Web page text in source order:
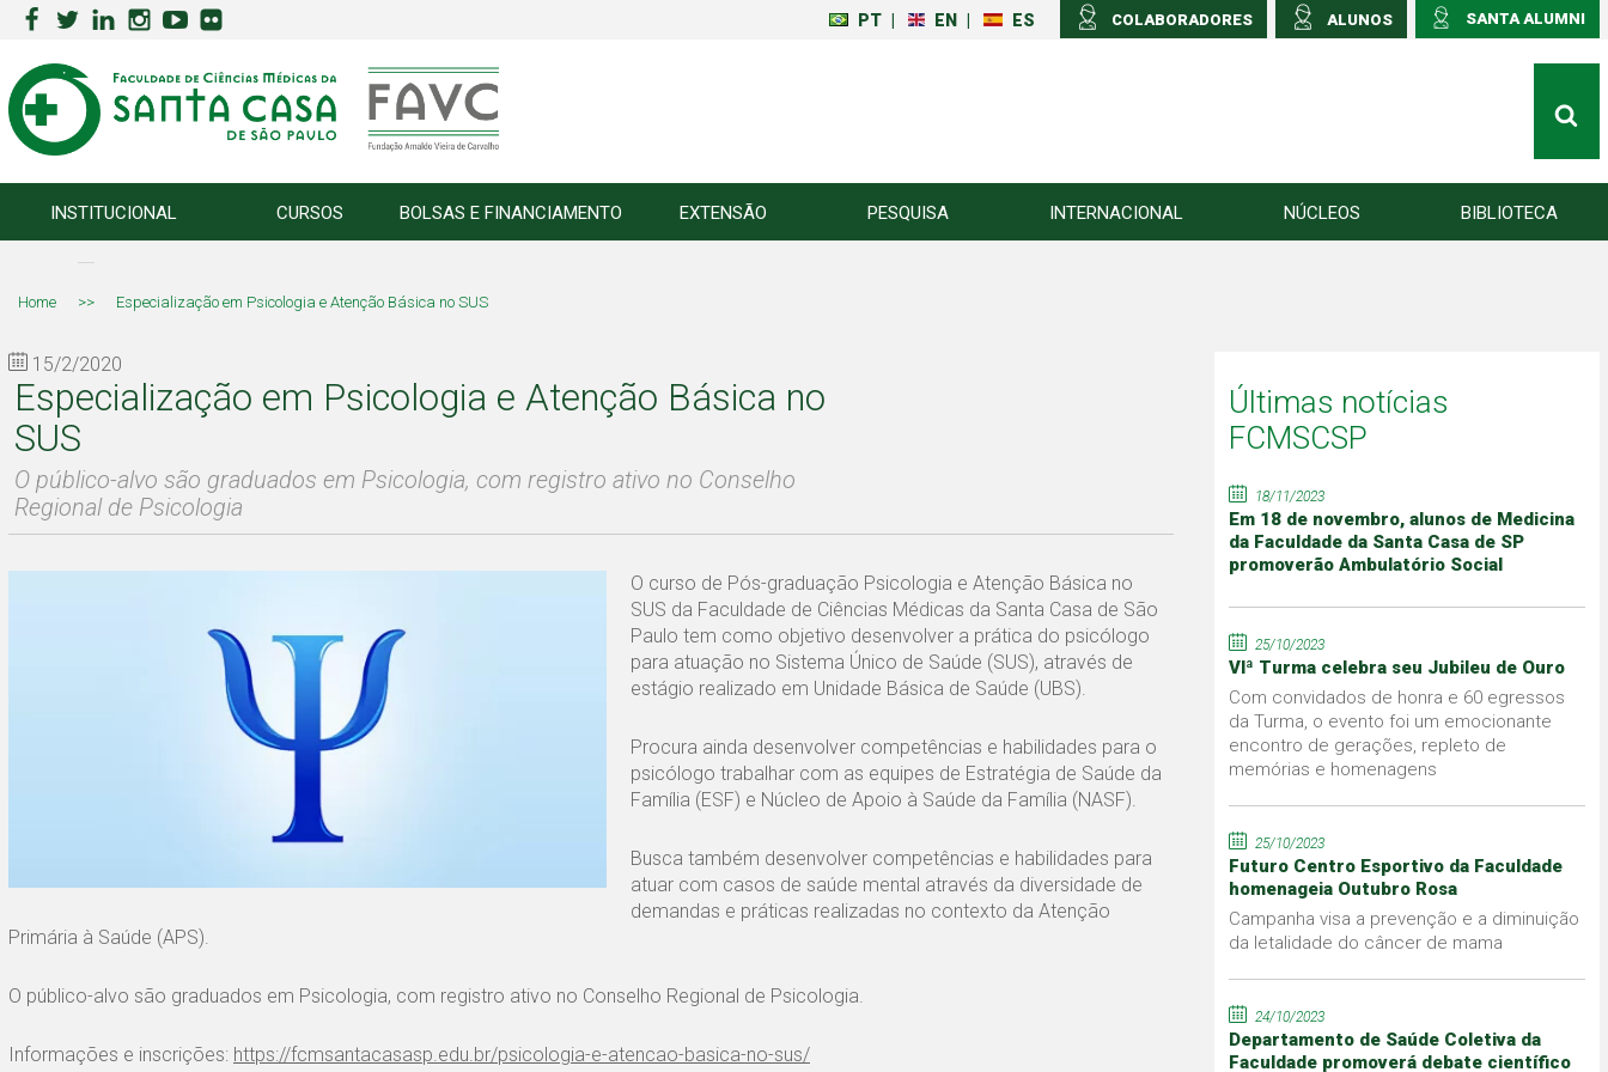
SANTA ALUMNI
ALUNOS
COLABORADORES
PT EN ES
INSTITUCIONAL CURSOS BOLSAS E FINANCIAMENTO EXTENSÃO PESQUISA INTERNACIONAL NÚCLEOS BIBLIOTECA
Home >> Especialização em Psicologia e Atenção Básica no SUS
15/2/2020
Especialização em Psicologia e Atenção Básica no
SUS
O público-alvo são graduados em Psicologia, com registro ativo no Conselho
Regional de Psicologia
O curso de Pós-graduação Psicologia e Atenção Básica no
SUS da Faculdade de Ciências Médicas da Santa Casa de São
Paulo tem como objetivo desenvolver a prática do psicólogo
para atuação no Sistema Único de Saúde (SUS), através de
estágio realizado em Unidade Básica de Saúde (UBS).
Procura ainda desenvolver competências e habilidades para o
psicólogo trabalhar com as equipes de Estratégia de Saúde da
Família (ESF) e Núcleo de Apoio à Saúde da Família (NASF).
Busca também desenvolver competências e habilidades para
atuar com casos de saúde mental através da diversidade de
demandas e práticas realizadas no contexto da Atenção
Primária à Saúde (APS).
O público-alvo são graduados em Psicologia, com registro ativo no Conselho Regional de Psicologia.
Informações e inscrições: https://fcmsantacasasp.edu.br/psicologia-e-atencao-basica-no-sus/
Últimas notícias
FCMSCSP
18/11/2023
Em 18 de novembro, alunos de Medicina
da Faculdade da Santa Casa de SP
promoverão Ambulatório Social
25/10/2023
VIª Turma celebra seu Jubileu de Ouro
Com convidados de honra e 60 egressos
da Turma, o evento foi um emocionante
encontro de gerações, repleto de
memórias e homenagens
25/10/2023
Futuro Centro Esportivo da Faculdade
homenageia Outubro Rosa
Campanha visa a prevenção e a diminuição
da letalidade do câncer de mama
24/10/2023
Departamento de Saúde Coletiva da
Faculdade promoverá debate científico